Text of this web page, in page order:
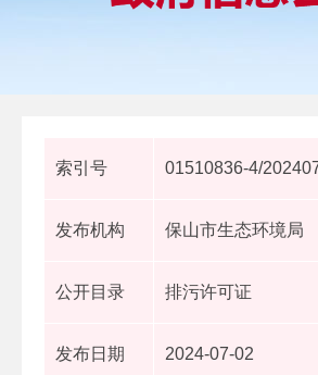
索引号 01510836-4/
发布机构 保山市生态环境局
公开目录 排污许可证
发布日期 2024-07-02